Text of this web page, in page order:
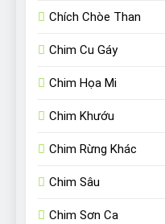
Chích Chòe Than
Chim Cu Gáy
Chim Họa Mi
Chim Khướu
Chim Rừng Khác
Chim Sâu
Chim Sơn Ca